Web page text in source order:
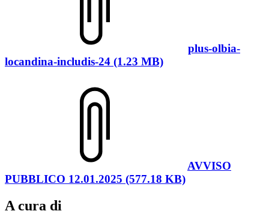
plus-olbia-
locandina-includis-24 (1.23 MB)
AVVISO
PUBBLICO 12.01.2025 (577.18 KB)
A cura di